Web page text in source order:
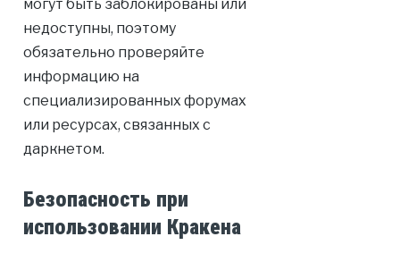
могут быть заблокированы или
недоступны, поэтому
обязательно проверяйте
информацию на
специализированных форумах
или ресурсах, связанных с
даркнетом.
Безопасность при
использовании Кракена